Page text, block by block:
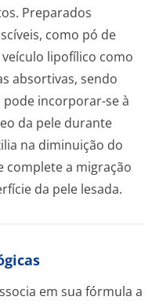
Preparados
como pó de
lipofílico como
absortivas, sendo
incorporar-se à
da pele durante
na diminuição do
complete a migração
da pele lesada.
em sua fórmula a